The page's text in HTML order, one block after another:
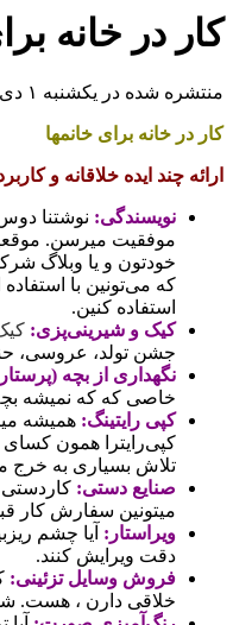
کار در خانه
منتشره شده در یکشنبه ۱ دی ۱۳۹۸
کار در خانه برای خانمها
ارائه چند ایده خلاقانه و
نویسندگی:
موفقیت میرسن.
خودتون و یا وبلاگ
که می‌تونین با
استفاده کنین.
کیک‌ و شیرینی‌پزی:
جشن تولد‌، عروسی،
نگهداری از بچه
خاصی که که نمیشه بچه
کپی رایتینگ: همیشه
کپی‌رایترا همون کسای
تلاش بسیاری به خرج
صنایع دستی: کاردستی
میتونین سفارش کار
ویراستار: آیا چشم
دقت ویرایش کنند.
فروش وسایل تزئینی:
خلاقی دارن ، هست.